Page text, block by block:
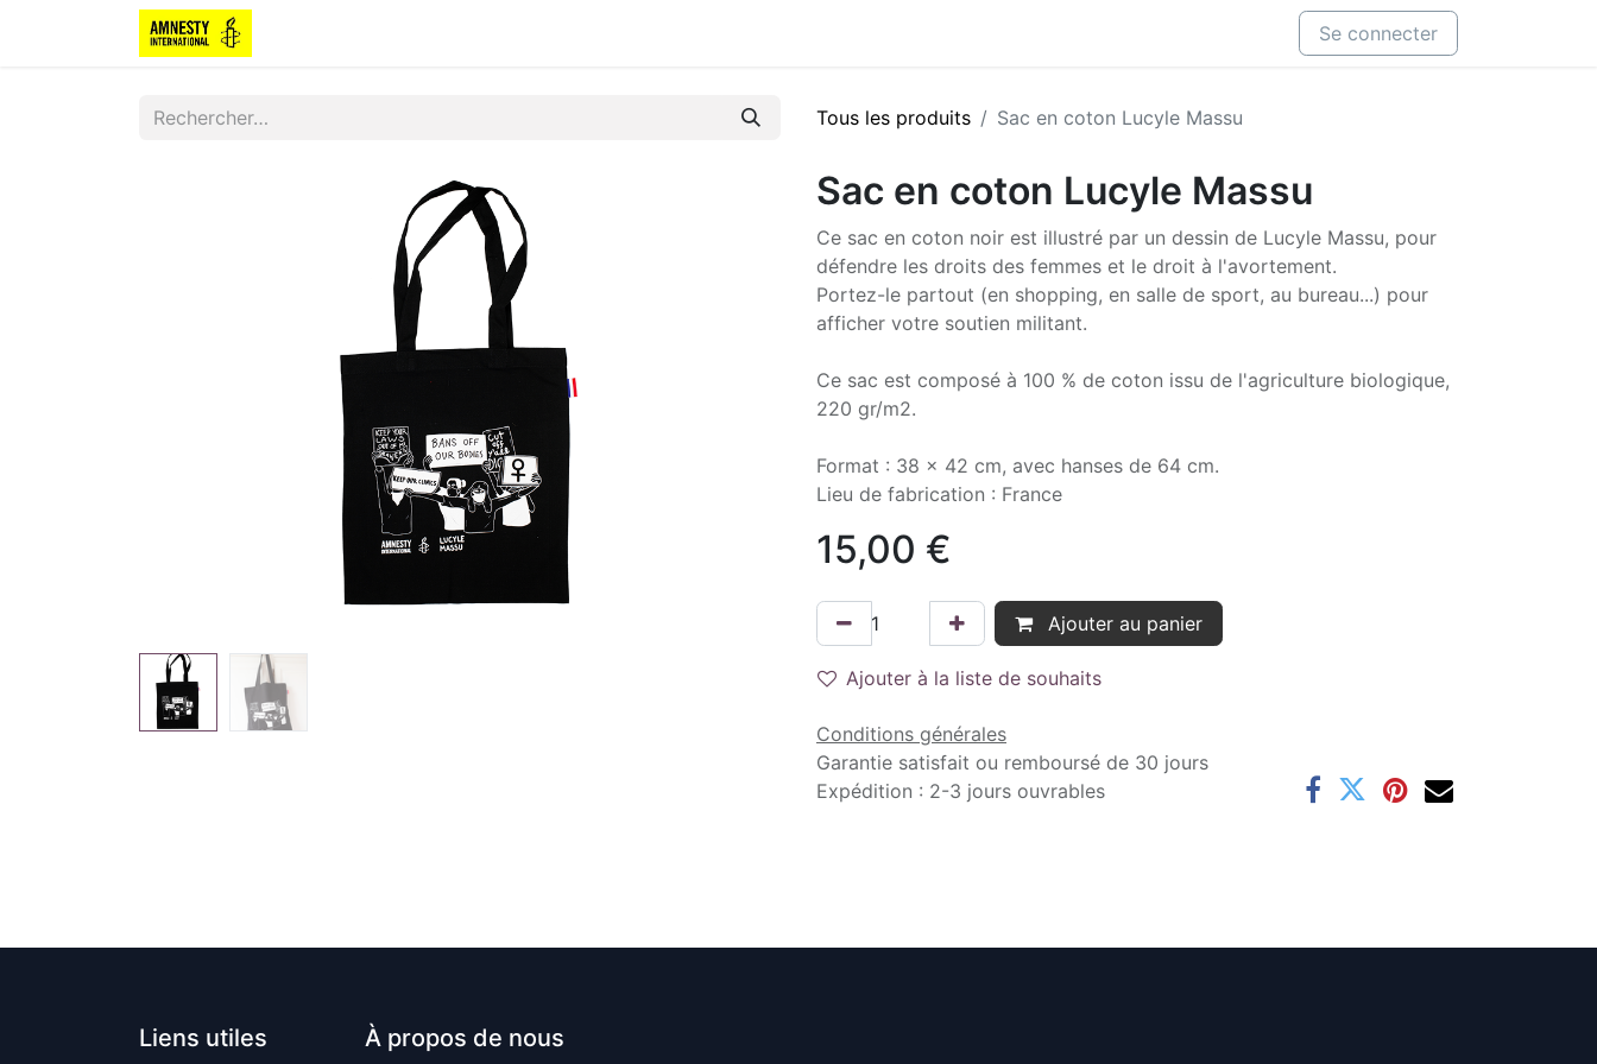
Se connecter
Tous les produits Sac en coton Lucyle Massu
Sac en coton Lucyle Massu
Ce sac en coton noir est illustré par un dessin de Lucyle Massu, pour
défendre les droits des femmes et le droit à l'avortement.
Portez-le partout (en shopping, en salle de sport, au bureau...) pour
afficher votre soutien militant.
Ce sac est composé à 100 % de coton issu de l'agriculture biologique,
220 gr/m2.
Format : 38 x 42 cm, avec hanses de 64 cm.
Lieu de fabrication : France
15,00 €
Ajouter au panier
Ajouter à la liste de souhaits
Conditions générales
Garantie satisfait ou remboursé de 30 jours
Expédition : 2-3 jours ouvrables
Liens utiles À propos de nous